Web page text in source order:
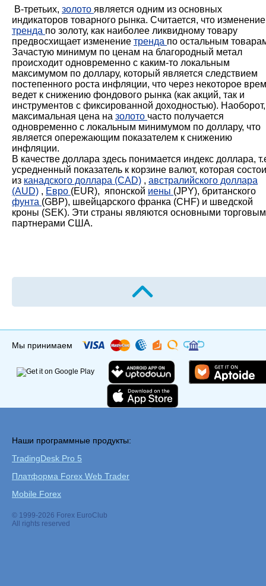
В-третьих, золото является одним из основных
индикаторов товарного рынка. Считается, что изменение
тренда по золоту, как наиболее ликвидному товару
предвосхищает изменение тренда по остальным
Зачастую минимум по ценам на благородный метал
происходит одновременно с каким-то локальным
максимумом по доллару, который является следствием
постепенного роста инфляции, что через некоторое
ведет к снижению фондового рынка (как акций, так и
инструментов с фиксированной доходностью). Наоборот,
максимальная цена на золото часто получается
одновременно с локальным минимумом по доллару, что
является опережающим показателем к снижению
инфляции.
В качестве доллара здесь понимается индекс доллара,
усредненный показатель к корзине валют, которая
из канадского доллара (CAD) , австралийского доллара
(AUD) , Евро (EUR), японской иены (JPY), британского
фунта (GBP), швейцарского франка (CHF) и шведской
кроны (SEK). Эти страны являются основными
партнерами США.
Мы принимаем
Наши программные продукты:
TradingDesk Pro 5
Платформа Forex Web Trader
Mobile Forex
© 1999-2026 Forex EuroClub
All rights reserved